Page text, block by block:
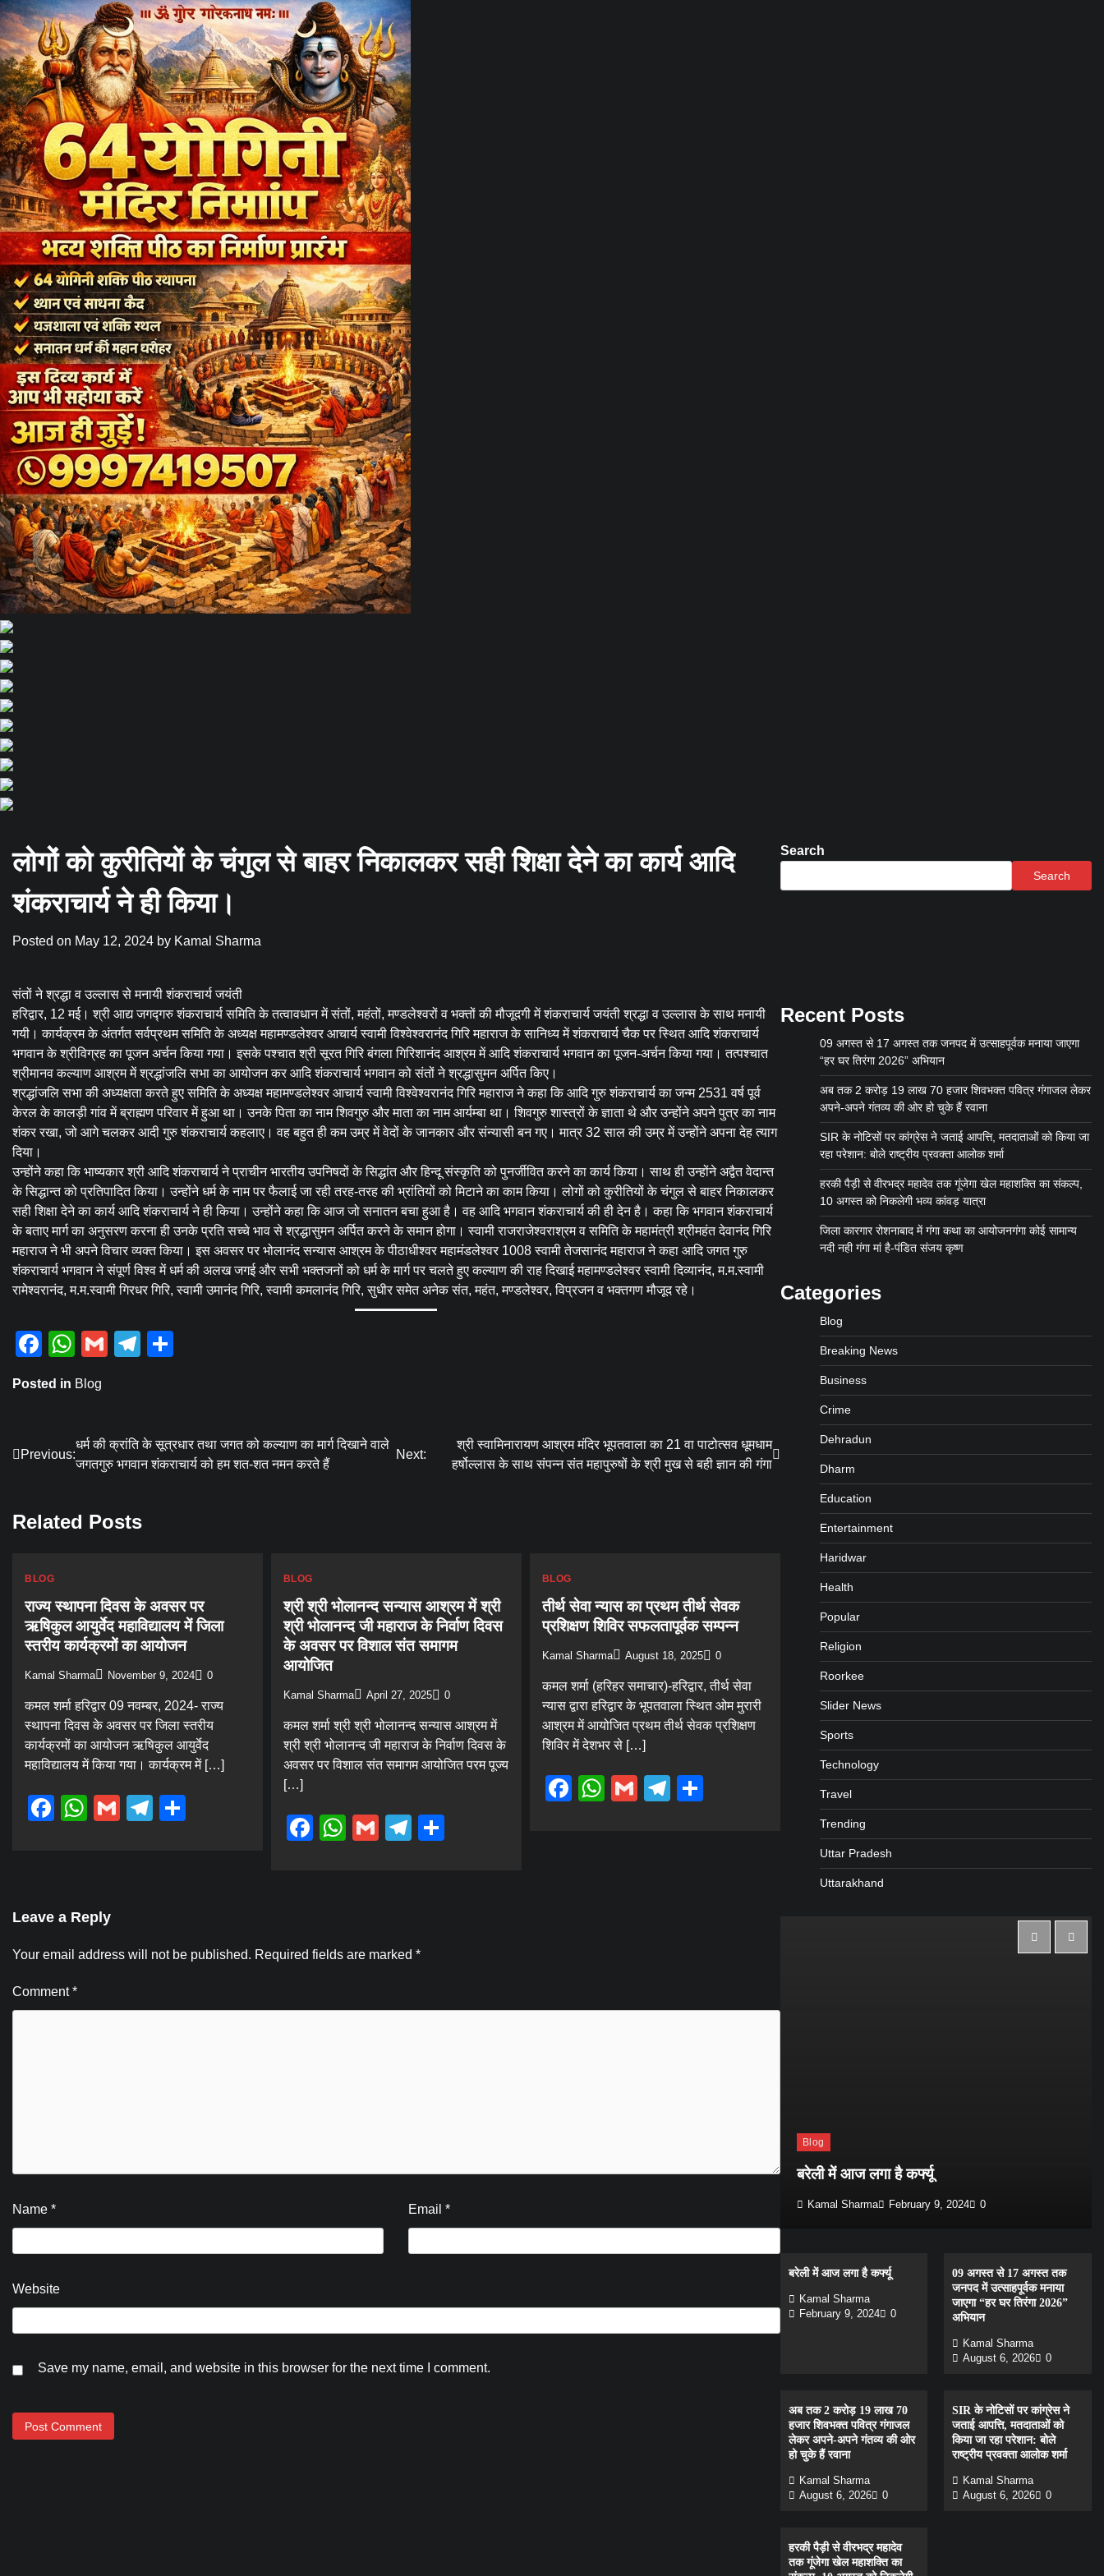
लोगों को कुरीतियों के चंगुल से बाहर निकालकर सही शिक्षा देने का कार्य आदि
शंकराचार्य ने ही किया।
Posted on May 12, 2024 by Kamal Sharma
संतों ने श्रद्धा व उल्लास से मनायी शंकराचार्य जयंती
हरिद्वार, 12 मई। श्री आद्य जगद्गरु शंकराचार्य समिति के तत्वावधान में संतों, महंतों, मण्डलेश्वरों व भक्तों की मौजूदगी में शंकराचार्य जयंती श्रद्धा व उल्लास के साथ मनायी
गयी। कार्यक्रम के अंतर्गत सर्वप्रथम समिति के अध्यक्ष महामण्डलेश्वर आचार्य स्वामी विश्वेश्वरानंद गिरि महाराज के सानिध्य में शंकराचार्य चैक पर स्थित आदि शंकराचार्य
भगवान के श्रीविग्रह का पूजन अर्चन किया गया। इसके पश्चात श्री सूरत गिरि बंगला गिरिशानंद आश्रम में आदि शंकराचार्य भगवान का पूजन-अर्चन किया गया। तत्पश्चात
श्रीमानव कल्याण आश्रम में श्रद्धांजलि सभा का आयोजन कर आदि शंकराचार्य भगवान को संतों ने श्रद्धासुमन अर्पित किए।
श्रद्धांजलि सभा की अध्यक्षता करते हुए समिति के अध्यक्ष महामण्डलेश्वर आचार्य स्वामी विश्वेश्वरानंद गिरि महाराज ने कहा कि आदि गुरु शंकराचार्य का जन्म 2531 वर्ष पूर्व
केरल के कालड़ी गांव में ब्राह्मण परिवार में हुआ था। उनके पिता का नाम शिवगुरु और माता का नाम आर्यम्बा था। शिवगुरु शास्त्रों के ज्ञाता थे और उन्होंने अपने पुत्र का नाम
शंकर रखा, जो आगे चलकर आदी गुरु शंकराचार्य कहलाए। वह बहुत ही कम उम्र में वेदों के जानकार और संन्यासी बन गए। मात्र 32 साल की उम्र में उन्होंने अपना देह त्याग
दिया।
उन्होंने कहा कि भाष्यकार श्री आदि शंकराचार्य ने प्राचीन भारतीय उपनिषदों के सिद्धांत और हिन्दू संस्कृति को पुनर्जीवित करने का कार्य किया। साथ ही उन्होंने अद्वैत वेदान्त
के सिद्धान्त को प्रतिपादित किया। उन्होंने धर्म के नाम पर फैलाई जा रही तरह-तरह की भ्रांतियों को मिटाने का काम किया। लोगों को कुरीतियों के चंगुल से बाहर निकालकर
सही शिक्षा देने का कार्य आदि शंकराचार्य ने ही किया। उन्होंने कहा कि आज जो सनातन बचा हुआ है। वह आदि भगवान शंकराचार्य की ही देन है। कहा कि भगवान शंकराचार्य
के बताए मार्ग का अनुसरण करना ही उनके प्रति सच्चे भाव से श्रद्धासुमन अर्पित करने के समान होगा। स्वामी राजराजेश्वराश्रम व समिति के महामंत्री श्रीमहंत देवानंद गिरि
महाराज ने भी अपने विचार व्यक्त किया। इस अवसर पर भोलानंद सन्यास आश्रम के पीठाधीश्वर महामंडलेश्वर 1008 स्वामी तेजसानंद महाराज ने कहा आदि जगत गुरु
शंकराचार्य भगवान ने संपूर्ण विश्व में धर्म की अलख जगई और सभी भक्तजनों को धर्म के मार्ग पर चलते हुए कल्याण की राह दिखाई महामण्डलेश्वर स्वामी दिव्यानंद, म.म.स्वामी
रामेश्वरानंद, म.म.स्वामी गिरधर गिरि, स्वामी उमानंद गिरि, स्वामी कमलानंद गिरि, सुधीर समेत अनेक संत, महंत, मण्डलेश्वर, विप्रजन व भक्तगण मौजूद रहे।
Facebook
WhatsApp
GmailTelegram
Posted in Blog
Post
navigation
Previous:
धर्म की क्रांति के सूत्रधार तथा जगत को कल्याण का मार्ग दिखाने वाले
जगतगुरु भगवान शंकराचार्य को हम शत-शत नमन करते हैं
Next:
श्री स्वामिनारायण आश्रम मंदिर भूपतवाला का 21 वा पाटोत्सव धूमधाम
हर्षोल्लास के साथ संपन्न संत महापुरुषों के श्री मुख से बही ज्ञान की गंगा
Related Posts
BLOG
राज्य स्थापना दिवस के अवसर पर
ऋषिकुल आयुर्वेद महाविद्यालय में जिला
स्तरीय कार्यक्रमों का आयोजन
Kamal Sharma November 9, 2024 0
कमल शर्मा हरिद्वार 09 नवम्बर, 2024- राज्य
स्थापना दिवस के अवसर पर जिला स्तरीय
कार्यक्रमों का आयोजन ऋषिकुल आयुर्वेद
महाविद्यालय में किया गया। कार्यक्रम में […]
Facebook
WhatsApp
GmailTelegram
BLOG
श्री श्री भोलानन्द सन्यास आश्रम में श्री
श्री भोलानन्द जी महाराज के निर्वाण दिवस
के अवसर पर विशाल संत समागम
आयोजित
Kamal Sharma April 27, 2025 0
कमल शर्मा श्री श्री भोलानन्द सन्यास आश्रम में
श्री श्री भोलानन्द जी महाराज के निर्वाण दिवस के
अवसर पर विशाल संत समागम आयोजित परम पूज्य
[…]
Facebook
WhatsApp
GmailTelegram
BLOG
तीर्थ सेवा न्यास का प्रथम तीर्थ सेवक
प्रशिक्षण शिविर सफलतापूर्वक सम्पन्न
Kamal Sharma August 18, 2025 0
कमल शर्मा (हरिहर समाचार)-हरिद्वार, तीर्थ सेवा
न्यास द्वारा हरिद्वार के भूपतवाला स्थित ओम मुरारी
आश्रम में आयोजित प्रथम तीर्थ सेवक प्रशिक्षण
शिविर में देशभर से […]
Facebook
WhatsApp
GmailTelegram
Leave a Reply
Your email address will not be published. Required fields are marked *
Comment*
Name * Email*
Website
Save my name, email, and website in this browser for the next time I comment.
Search
Search
Recent Posts
09 अगस्त से 17 अगस्त तक जनपद में उत्साहपूर्वक मनाया जाएगा
“हर घर तिरंगा 2026” अभियान
अब तक 2 करोड़ 19 लाख 70 हजार शिवभक्त पवित्र गंगाजल लेकर
अपने-अपने गंतव्य की ओर हो चुके हैं रवाना
SIR के नोटिसों पर कांग्रेस ने जताई आपत्ति, मतदाताओं को किया जा
रहा परेशान: बोले राष्ट्रीय प्रवक्ता आलोक शर्मा
हरकी पैड़ी से वीरभद्र महादेव तक गूंजेगा खेल महाशक्ति का संकल्प,
10 अगस्त को निकलेगी भव्य कांवड़ यात्रा
जिला कारगार रोशनाबाद में गंगा कथा का आयोजनगंगा कोई सामान्य
नदी नही गंगा मां है-पंडित संजय कृष्ण
Categories
Blog
Breaking News
Business
Crime
Dehradun
Dharm
Education
Entertainment
Haridwar
Health
Popular
Religion
Roorkee
Slider News
Sports
Technology
Travel
Trending
Uttar Pradesh
Uttarakhand
संजय कृष्ण
Blog
बरेली में आज लगा है कर्फ्यू
Kamal Sharma February 9, 2024 0
बरेली में आज लगा है कर्फ्यू
Kamal Sharma
February 9, 2024
0
09 अगस्त से 17 अगस्त तक
जनपद में उत्साहपूर्वक मनाया
जाएगा “हर घर तिरंगा 2026”
अभियान
Kamal Sharma
August 6, 2026
0
अब तक 2 करोड़ 19 लाख 70
हजार शिवभक्त पवित्र गंगाजल
लेकर अपने-अपने गंतव्य की ओर
हो चुके हैं रवाना
Kamal Sharma
August 6, 2026
0
SIR के नोटिसों पर कांग्रेस ने
जताई आपत्ति, मतदाताओं को
किया जा रहा परेशान: बोले
राष्ट्रीय प्रवक्ता आलोक शर्मा
Kamal Sharma
August 6, 2026
0
हरकी पैड़ी से वीरभद्र महादेव
तक गूंजेगा खेल महाशक्ति का